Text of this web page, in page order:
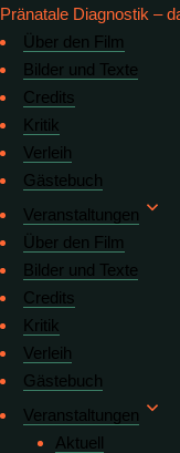
Pränatale Diagnostik –
Über den Film
Bilder und Texte
Credits
Kritik
Verleih
Gästebuch
Veranstaltungen
Über den Film
Bilder und Texte
Credits
Kritik
Verleih
Gästebuch
Veranstaltungen
Aktuell